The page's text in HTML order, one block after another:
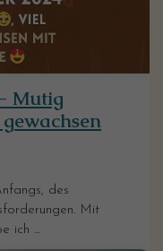
Mutig
des
Mit
ich ...